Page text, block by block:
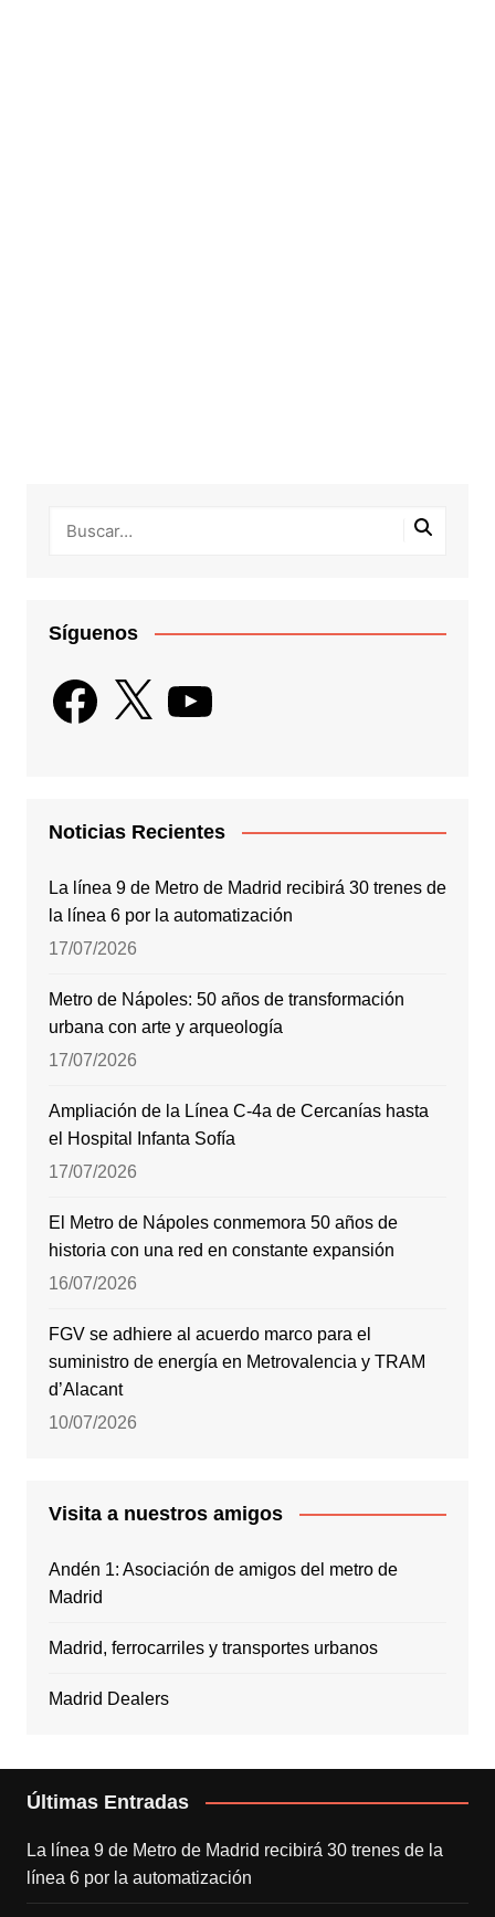
Síguenos
Facebook
X YouTube
Noticias Recientes
La línea 9 de Metro de Madrid recibirá 30 trenes de
la línea 6 por la automatización
17/07/2026
Metro de Nápoles: 50 años de transformación
urbana con arte y arqueología
17/07/2026
Ampliación de la Línea C-4a de Cercanías hasta
el Hospital Infanta Sofía
17/07/2026
El Metro de Nápoles conmemora 50 años de
historia con una red en constante expansión
16/07/2026
FGV se adhiere al acuerdo marco para el
suministro de energía en Metrovalencia y TRAM
d’Alacant
10/07/2026
Visita a nuestros amigos
Andén 1: Asociación de amigos del metro de
Madrid
Madrid, ferrocarriles y transportes urbanos
Madrid Dealers
Últimas Entradas
La línea 9 de Metro de Madrid recibirá 30 trenes de la
línea 6 por la automatización